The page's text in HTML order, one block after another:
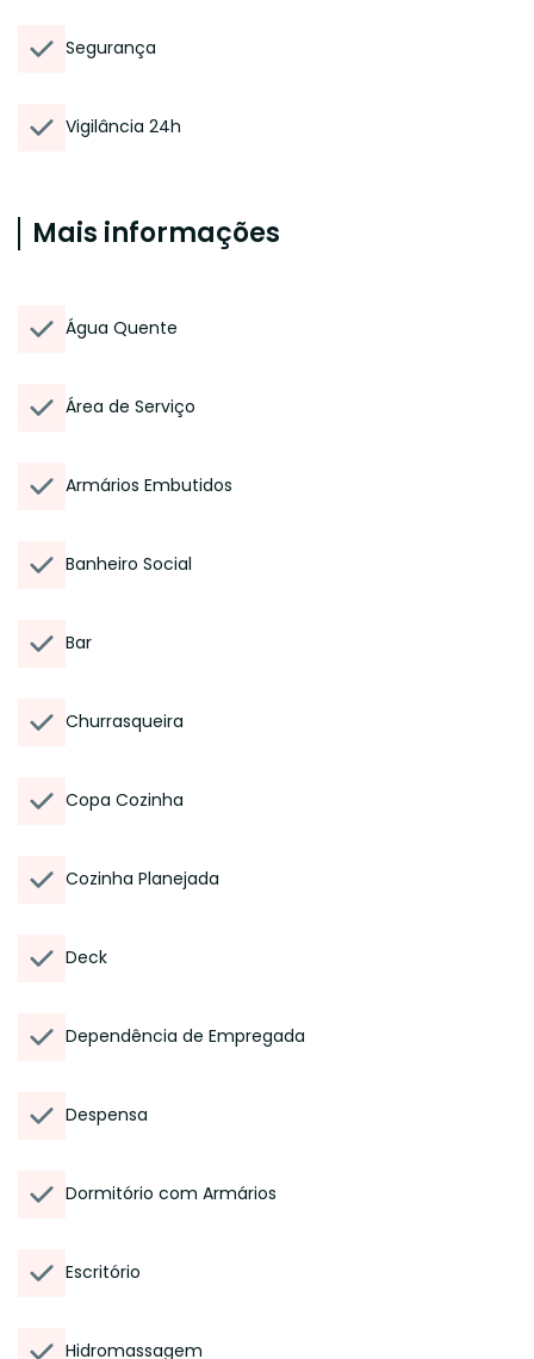
Segurança
Vigilância 24h
Mais informações
Água Quente
Área de Serviço
Armários Embutidos
Banheiro Social
Bar
Churrasqueira
Copa Cozinha
Cozinha Planejada
Deck
Dependência de Empregada
Despensa
Dormitório com Armários
Escritório
Hidromassagem